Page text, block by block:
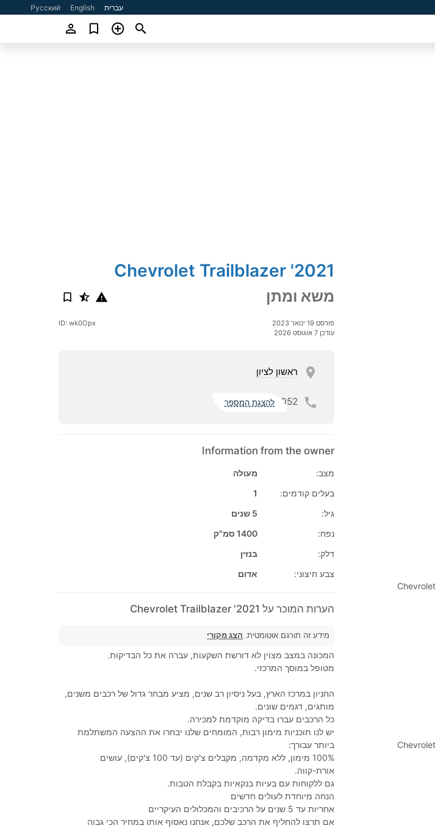
עברית English
Русский
2021' Chevrolet Trailblazer
משא ומתן
פורסם 19 ינואר 2023
עודכן 7 אוגוסט 2026
ID: wk0Opx
ראשון לציון
052 להצגת המספר
Information from the owner
מצב:
מעולה
בעלים קודמים:
1
גיל:
5 שנים
נפח:
1400 סמ"ק
דלק:
בנזין
צבע חיצוני:
אדום
הערות המוכר על 2021' Chevrolet Trailblazer
מידע זה תורגם אוטומטית. הצג מקורי
המכונה במצב מצוין לא דורשת השקעות, עברה את כל הבדיקות.
מטופל במוסך המרכזי.
החניון במרכז הארץ, בעל ניסיון רב שנים, מציע מבחר גדול של רכבים משנים,
מותגים, דגמים שונים.
כל הרכבים עברו בדיקה מוקדמת למכירה.
יש לנו תוכניות מימון רבות, המומחים שלנו יבחרו את ההצעה המשתלמת
ביותר עבורך:
100% מימון, ללא מקדמה, מקבלים צ'קים (עד 100 צ'קים), עושים
אורת-קווה.
גם ללקוחות עם בעיות בנקאיות בקבלת הטבות.
הנחה מיוחדת לעולים חדשים
אחריות עד 5 שנים על הרכיבים והמכלולים העיקריים
אם תרצו להחליף את הרכב שלכם, אנחנו נאסוף אותו במחיר הכי גבוה